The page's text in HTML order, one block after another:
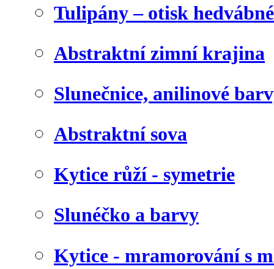
Tulipány – otisk
Abstraktní zimní krajina
Slunečnice, anilinové
Abstraktní sova
Kytice růží - symetrie
Slunéčko a barvy
Kytice - mramorování s